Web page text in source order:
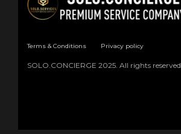
Terms & Conditions Privacy policy
SOLO.CONCIERGE 2025. All rights reserved